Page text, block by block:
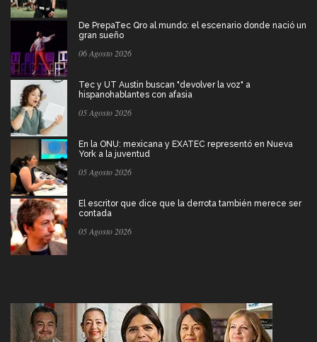
De PrepaTec Qro al mundo: el escenario donde nació un
gran sueño
06 Agosto 2026
Tec y UT Austin buscan "devolver la voz" a
hispanohablantes con afasia
05 Agosto 2026
En la ONU: mexicana y EXATEC representó en Nueva
York a la juventud
05 Agosto 2026
El escritor que dice que la derrota también merece ser
contada
05 Agosto 2026